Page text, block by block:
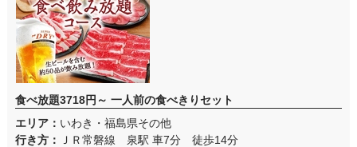
食べ放題3718円～ 一人前の食べきりセット
エリア： いわき・福島県その他
行き方：
ＪＲ常磐線 泉駅 車7分 徒歩14分